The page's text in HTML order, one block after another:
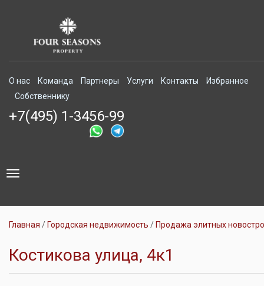
О нас Команда Партнеры Услуги Контакты
Избранное
Собственнику
+7(495) 1-3456-99
Toggle
Главная Городская недвижимость Продажа элитных
Костикова улица, 4к1